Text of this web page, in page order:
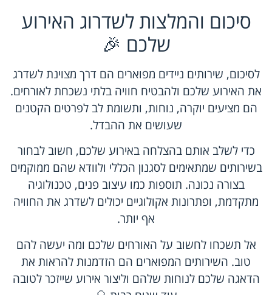
סיכום והמלצות לשדרוג האירוע
שלכם 🎉
לסיכום, שירותים ניידים מפוארים הם דרך מצוינת לשדרג
את האירוע שלכם ולהבטיח חוויה בלתי נשכחת לאורחים.
הם מציעים יוקרה, נוחות, ותשומת לב לפרטים הקטנים
שעושים את ההבדל.
כדי לשלב אותם בהצלחה באירוע שלכם, חשוב לבחור
בשירותים שמתאימים לסגנון הכללי ולוודא שהם ממוקמים
בצורה נכונה. תוספות כמו עיצוב פנים, טכנולוגיה
מתקדמת, ופתרונות אקולוגיים יכולים לשדרג את החוויה
אף יותר.
אל תשכחו לחשוב על האורחים שלכם ומה יעשה להם
טוב. השירותים המפוארים הם הזדמנות להראות את
הדאגה שלכם לנוחות שלהם וליצור אירוע שייזכר לטובה